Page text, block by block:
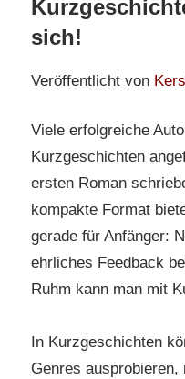
sich!
Veröffentlicht von
Viele erfolgreiche
Kurzgeschichten
ersten Roman
kompakte Format
gerade für Anfänger:
ehrliches Feedback
Ruhm kann man mit
In Kurzgeschichten
Genres ausprobieren,